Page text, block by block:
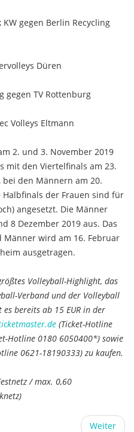
gegen Berlin Recycling
Düren
gegen TV Rottenburg
Volleys Eltmann
2. und 3. November 2019
mit den Viertelfinals am 23.
den Männern am 20.
Halbfinals der Frauen sind für
angesetzt. Die Männer
8 Dezember 2019 aus. Das
Männer wird am 16. Februar
ausgetragen.
Volleyball-Highlight, das
Verband und der Volleyball
bereits ab 15 EUR in der
(Ticket-Hotline
Hotline 0180 6050400*) sowie
0621-18190333) zu kaufen.
/ max. 0,60
Weiter